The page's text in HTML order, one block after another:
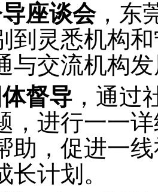
座谈会，东
到 灵悉机构
与交流机构
体督导 ，通过
，进行一一
助 ，促进一
长计划 。